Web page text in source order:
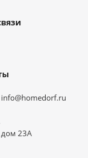
info@homedorf.ru
дом 23А